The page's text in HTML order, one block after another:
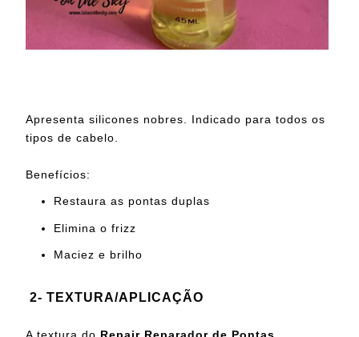
Apresenta silicones nobres. Indicado para todos os
tipos de cabelo.
Benefícios:
Restaura as pontas duplas
Elimina o frizz
Maciez e brilho
2- TEXTURA/APLICAÇÃO
A textura do Repair Reparador de Pontas